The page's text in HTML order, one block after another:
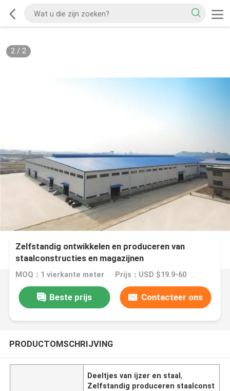
2/ 2
Zelfstandig ontwikkelen en produceren van
staalconstructies en magazijnen
MOQ：1 vierkante meter Prijs：USD $19.9-60
Beste prijs Contacteer ons
PRODUCTOMSCHRIJVING
Deeltjes van ijzer en staal,
Zelfstandig produceren staalconst